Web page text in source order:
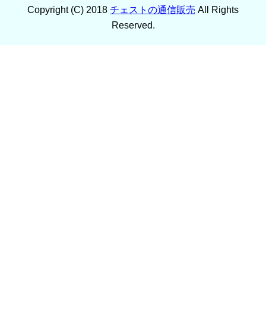
Copyright (C) 2018 チェストの通信販売 All Rights
Reserved.